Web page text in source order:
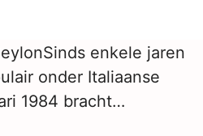
enkele jaren
onder Italiaanse
1984 bracht…